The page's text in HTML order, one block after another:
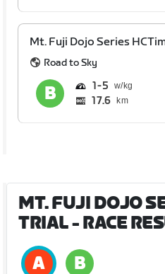
Mt. Fuji Dojo Series
Road to Sky
1 5
17.6 km
MT. FUJI DOJO
TRIAL- RACE